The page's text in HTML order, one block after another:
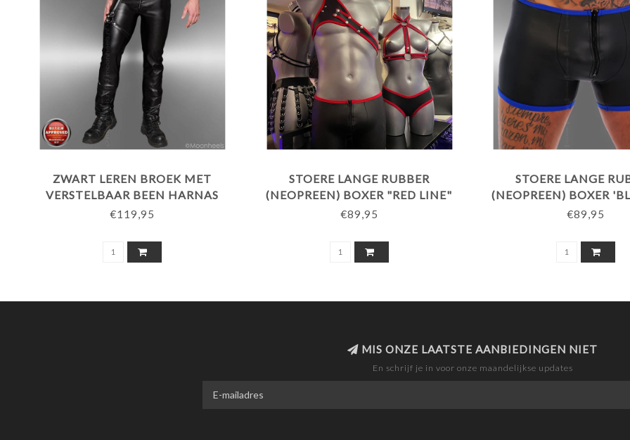
ZWART LEREN BROEK MET
VERSTELBAAR BEEN HARNAS
€119,95
STOERE LANGE RUBBER
(NEOPREEN) BOXER "RED LINE"
€89,95
STOERE LANGE
(NEOPREEN) BOXER
€89,95
MIS ONZE LAATSTE AANBIEDINGEN NIET
En schrijf je in voor onze maandelijkse updates